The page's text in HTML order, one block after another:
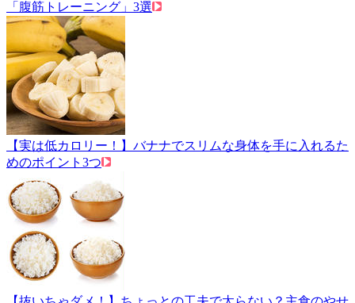
「腹筋トレーニング」3選
【実は低カロリー！】バナナでスリムな身体を手に入れるた
めのポイント3つ